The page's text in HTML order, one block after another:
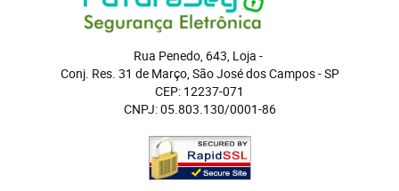
Rua Penedo, 643, Loja -
Conj. Res. 31 de Março, São José dos Campos - SP
CEP: 12237-071
CNPJ: 05.803.130/0001-86